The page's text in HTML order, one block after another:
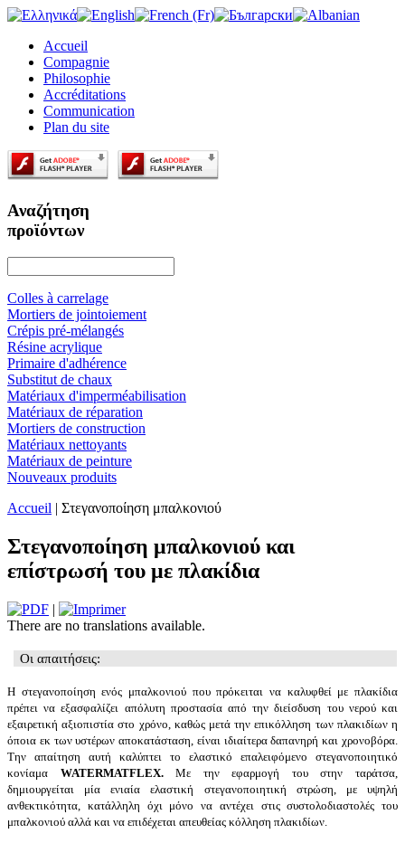
Accueil
Compagnie
Philosophie
Accréditations
Communication
Plan du site
Αναζήτηση
προϊόντων
Colles à carrelage
Mortiers de jointoiement
Crépis pré-mélangés
Résine acrylique
Primaire d'adhérence
Substitut de chaux
Matériaux d'imperméabilisation
Matériaux de réparation
Mortiers de construction
Matériaux nettoyants
Matériaux de peinture
Nouveaux produits
Accueil | Στεγανοποίηση μπαλκονιού
Στεγανοποίηση μπαλκονιού και
επίστρωσή του με πλακίδια
|
There are no translations available.
Οι απαιτήσεις:
Η στεγανοποίηση ενός μπαλκονιού που πρόκειται να καλυφθεί με πλακίδια
πρέπει να εξασφαλίζει απόλυτη προστασία από την διείσδυση του νερού και
εξαιρετική αξιοπιστία στο χρόνο, καθώς μετά την επικόλληση των πλακιδίων η
όποια εκ των υστέρων αποκατάσταση, είναι ιδιαίτερα δαπανηρή και χρονοβόρα.
Την απαίτηση αυτή καλύπτει το ελαστικό επαλειφόμενο στεγανοποιητικό
κονίαμα WATERMATFLEX.Με την εφαρμογή του στην ταράτσα,
δημιουργείται μία ενιαία ελαστική στεγανοποιητική στρώση, με υψηλή
ανθεκτικότητα, κατάλληλη όχι μόνο να αντέχει στις συστολοδιαστολές του
μπαλκονιού αλλά και να επιδέχεται απευθείας κόλληση πλακιδίων.